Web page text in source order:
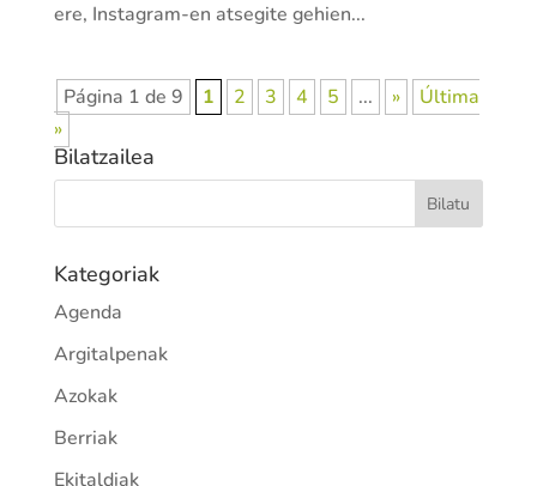
ere, Instagram-en atsegite gehien...
Página 1 de 9 1 2 3 4 5 ... »
Última
»
Bilatzailea
Kategoriak
Agenda
Argitalpenak
Azokak
Berriak
Ekitaldiak